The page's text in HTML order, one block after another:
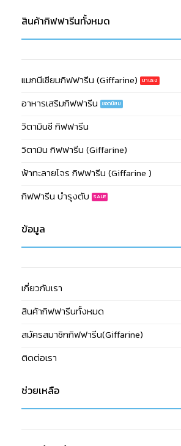
สินค้ากิฟฟารีนทั้งหมด
แมกนีเซียมกิฟฟารีน (Giffarine)
อาหารเสริมกิฟฟารีน
วิตามินซี กิฟฟารีน
วิตามิน กิฟฟารีน (Giffarine)
ฟ้าทะลายโจร กิฟฟารีน (Giffarine )
กิฟฟารีน บำรุงตับ
ข้อมูล
เกี่ยวกับเรา
สินค้ากิฟฟารีนทั้งหมด
สมัครสมาชิกกิฟฟารีน(Giffarine)
ติดต่อเรา
ช่วยเหลือ